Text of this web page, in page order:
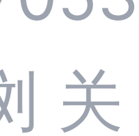
行
关